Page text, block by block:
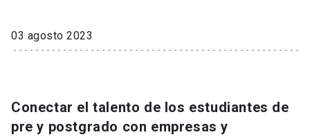
Información para keyboard_arrow_down
03 agosto 2023
Conectar el talento de los estudiantes de
pre y postgrado con empresas y